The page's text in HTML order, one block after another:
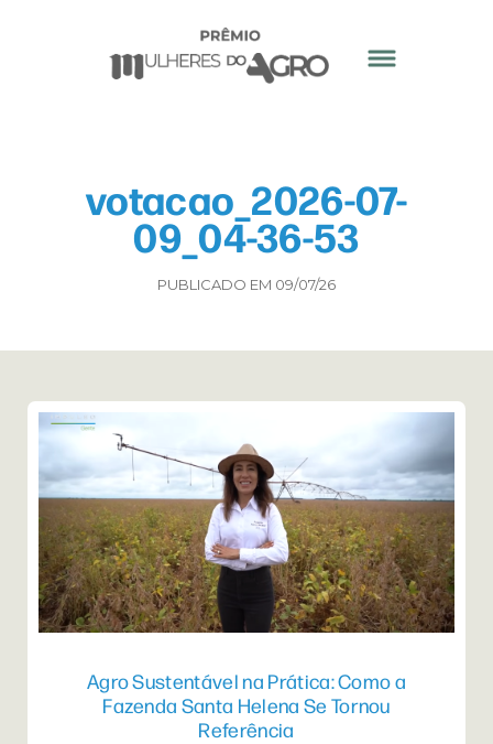
votacao_2026-07-
09_04-36-53
PUBLICADO EM 09/07/26
Agro Sustentável na Prática: Como a
Fazenda Santa Helena Se Tornou
Referência